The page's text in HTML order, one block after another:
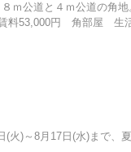
ｍ公道と４ｍ公道の角
料53,000円 角部屋 生
(火)～8月17日(水)まで、